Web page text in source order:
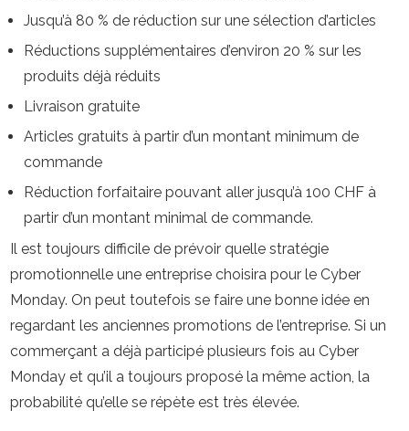
Jusqu’à 80 % de réduction sur une sélection d’articles
Réductions supplémentaires d’environ 20 % sur les
produits déjà réduits
Livraison gratuite
Articles gratuits à partir d’un montant minimum de
commande
Réduction forfaitaire pouvant aller jusqu’à 100 CHF à
partir d’un montant minimal de commande.
Il est toujours difficile de prévoir quelle stratégie
promotionnelle une entreprise choisira pour le Cyber
Monday. On peut toutefois se faire une bonne idée en
regardant les anciennes promotions de l’entreprise. Si un
commerçant a déjà participé plusieurs fois au Cyber
Monday et qu’il a toujours proposé la même action, la
probabilité qu’elle se répète est très élevée.